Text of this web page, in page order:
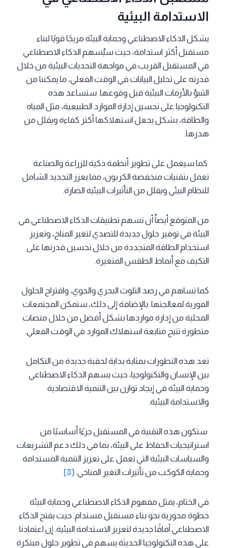
الاستدامة البيئية
يشكل الذكاء الاصطناعي وحماية البيئة مزيجًا قويًا لبناء
مستقبل أكثر استدامة، حيث سيُسهم الذكاء الاصطناعي
في المستقبل القريب في مواجهة التحديات البيئية من خلال
قدرته على تحليل البيانات في الوقت الفعلي، ما يمكننا من
التنبؤ بالأزمات البيئية قبل وقوعها. ستساعد هذه
التكنولوجيا على تحسين إدارة الموارد الطبيعية، مثل المياه
والطاقة، بشكل يجعل استهلاكها أكثر كفاءة ويقلل من
هدرها.
كما سيعمل على تطوير أنظمة ذكية للزراعة والصناعة
تعمل بتقنيات منخفضة الكربون، مما يعزز التجديد الشامل
للنظام البيئي ويقلل من التأثيرات البيئية الضارة.
من المتوقع أيضاُ أن تسهم تطبيقات الذكاء الاصطناعي في
البيئة في توفير حلول جديدة للتصدي لتغير المناخ، وتعزيز
استخدام الطاقة المتجددة من خلال تحسين قدرتها على
التكيف مع أنماط الطقس المتغيرة.
كما تساهم في رصد التلوث البحري والجوي، واقتراح الحلول
الفورية لمعالجتها. بالإضافة إلى ذلك، ستمكن المجتمعات
المحلية من إدارة مواردها بشكل أفضل من خلال منصات
متطورة تتيح متابعة استهلاك الموارد في الوقت الفعلي.
تعد هذه التطورات بمثابة بداية لحقبة جديدة من التكامل
بين الإنسان والتكنولوجيا، حيث يسهم الذكاء الاصطناعي
وحماية البيئة في إيجاد توازن بين التنمية الاقتصادية
والاستدامة البيئية.
ستكون هذه التقنية في المستقبل جزءًا أساسيًا من
استراتيجيات الحفاظ على البيئة، بما في ذلك دعم التشريعات
والسياسات البيئية التي تعمل على تعزيز التنمية المستدامة
وحماية الكوكب من تأثيرات التغير المناخي.[8]
في الختام، يمثل مفهوم الذكاء الاصطناعي وحماية البيئة
خطوة محورية نحو بناء مستقبل مستدام. حيث يفتح الذكاء
الاصطناعي آفاقًا جديدة لتعزيز الاستدامة البيئية. إن اعتمادنا
على هذه التكنولوجيا الحديثة يسهم في تطوير حلول مبتكرة